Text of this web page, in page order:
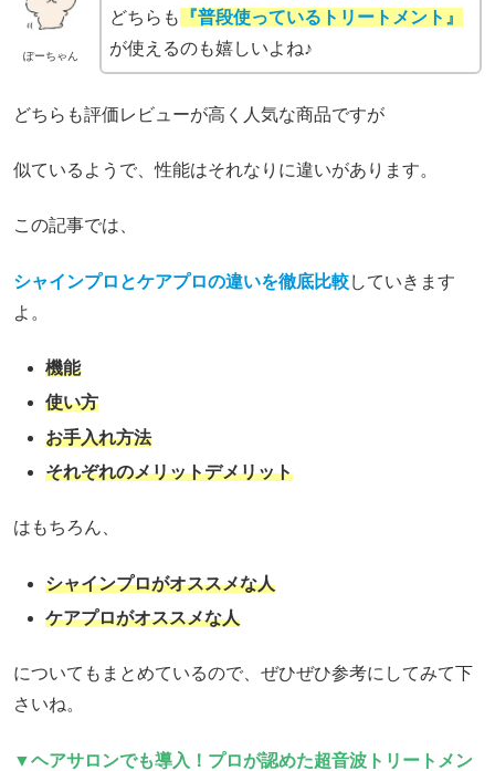
ぽーちゃん
どちらも
『普段使っているトリートメント』
が使えるのも嬉しいよね♪
どちらも評価レビューが高く人気な商品ですが
似ているようで、性能はそれなりに違いがあります。
この記事では、
シャインプロとケアプロの違いを徹底比較していきます
よ。
機能
使い方
お手入れ方法
それぞれのメリットデメリット
はもちろん、
シャインプロがオススメな人
ケアプロがオススメな人
についてもまとめているので、ぜひぜひ参考にしてみて下
さいね。
▼ヘアサロンでも導入！プロが認めた超音波トリートメン